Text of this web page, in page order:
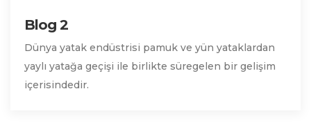
Blog 2
Dünya yatak endüstrisi pamuk ve yün yataklardan
yaylı yatağa geçişi ile birlikte süregelen bir gelişim
içerisindedir.